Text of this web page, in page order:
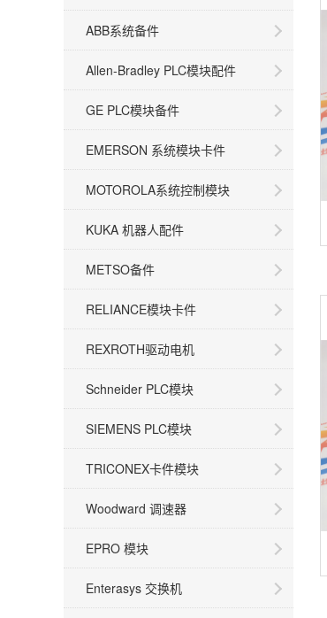
ABB系统备件
Allen-Bradley PLC模块配件
GE PLC模块备件
EMERSON 系统模块卡件
MOTOROLA系统控制模块
KUKA 机器人配件
METSO备件
RELIANCE模块卡件
REXROTH驱动电机
Schneider PLC模块
SIEMENS PLC模块
TRICONEX卡件模块
Woodward 调速器
EPRO 模块
Enterasys 交换机